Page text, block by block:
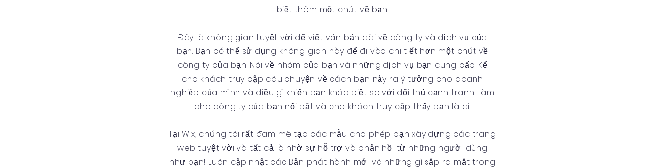
biết thêm một chút về bạn.
Đây là không gian tuyệt vời để viết văn bản dài về công ty và dịch vụ của
bạn. Bạn có thể sử dụng không gian này để đi vào chi tiết hơn một chút về
công ty của bạn. Nói về nhóm của bạn và những dịch vụ bạn cung cấp. Kể
cho khách truy cập câu chuyện về cách bạn nảy ra ý tưởng cho doanh
nghiệp của mình và điều gì khiến bạn khác biệt so với đối thủ cạnh tranh. Làm
cho công ty của bạn nổi bật và cho khách truy cập thấy bạn là ai.
Tại Wix, chúng tôi rất đam mê tạo các mẫu cho phép bạn xây dựng các trang
web tuyệt vời và tất cả là nhờ sự hỗ trợ và phản hồi từ những người dùng
như bạn! Luôn cập nhật các Bản phát hành mới và những gì sắp ra mắt trong